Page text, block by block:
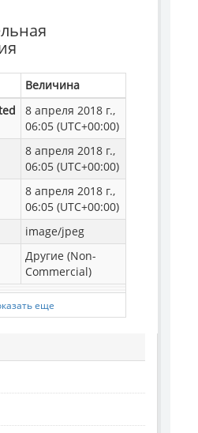
Величина
8 апреля 2018 г.,
06:05 (UTC+00:00)
8 апреля 2018 г.,
06:05 (UTC+00:00)
8 апреля 2018 г.,
06:05 (UTC+00:00)
image/jpeg
Другие (Non-
Commercial)
еще